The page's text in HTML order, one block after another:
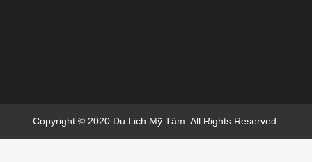
Copyright © 2020 Du Lich Mỹ Tâm. All Rights Reserved.